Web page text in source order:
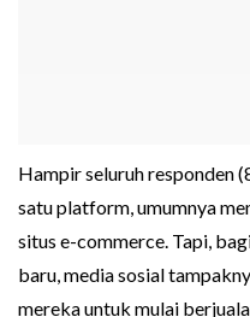
Hampir seluruh responden
satu platform, umumnya
situs e-commerce. Tapi,
baru, media sosial
mereka untuk mulai